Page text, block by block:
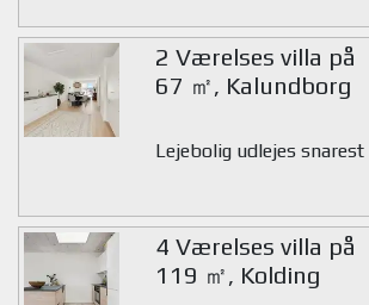
2 Værelses villa på
67 ㎡, Kalundborg
Lejebolig udlejes snarest
4 Værelses villa på
119 ㎡, Kolding